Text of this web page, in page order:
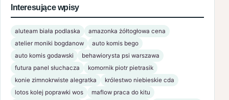
Interesujące wpisy
aluteam biała podlaska
amazonka żółtogłowa cena
atelier moniki bogdanow
auto komis bego
auto komis godawski
behawiorysta psi warszawa
futura panel słuchacza
komornik piotr pietrasik
konie zimnokrwiste alegratka
królestwo niebieskie cda
lotos kolej poprawki wos
maflow praca do kitu